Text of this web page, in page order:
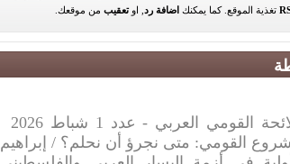
تغذية الموقع. كما يمكنكاضافة رد , اوتعقيب من موقعك.
القومي: متى نجرؤ أن نحلم؟ / إبراهيم